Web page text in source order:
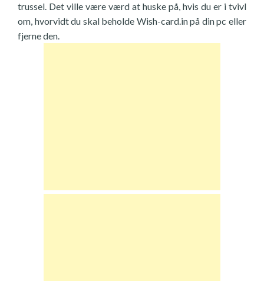
trussel. Det ville være værd at huske på, hvis du er i tvivl
om, hvorvidt du skal beholde Wish-card.in på din pc eller
fjerne den.